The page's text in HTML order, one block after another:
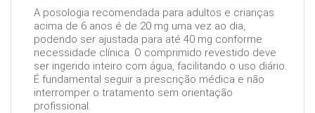
A posologia recomendada para adultos e crianças
acima de 6 anos é de 20 mg uma vez ao dia,
podendo ser ajustada para até 40 mg conforme
necessidade clínica. O comprimido revestido deve
ser ingerido inteiro com água, facilitando o uso diário.
É fundamental seguir a prescrição médica e não
interromper o tratamento sem orientação
profissional.